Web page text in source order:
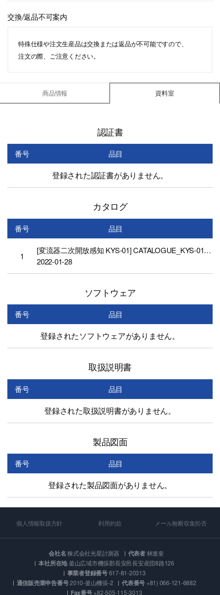
交換/返品不可案内
特殊仕様や注文生産品は交換または返品が不可能ですので、
注文の際、ご注意ください。
商品情報 資料室
認証書
番号 品目
登録された認証書がありません。
カタログ
番号 品目
1
[変流器二次開放感知 KYS-01] CATALOGUE_KYS-01_LIGHTSTAR(JPN)
2022-01-28
ソフトウェア
番号 品目
登録されたソフトウェアがありません。
取扱説明書
番号 品目
登録された取扱説明書がありません。
製品図面
番号 品目
登録された製品図面がありません。
個人情報取扱方針 利用約款 メール無断収集拒否
会社名株式会社光星計測器 代表者林進奎
本社所在地釜山広域市機張郡長安邑長安産団8路126
事業者登録番号617-81-20313
通信販売業申告番号2010-釜山機張-2 代表番号 +81) 066-121-6882
Fax番号+82-505-115-3013